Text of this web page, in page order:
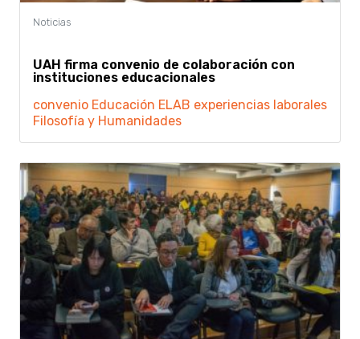
UAH firma convenio de colaboración con
instituciones educacionales
convenio Educación ELAB experiencias laborales
Filosofía y Humanidades